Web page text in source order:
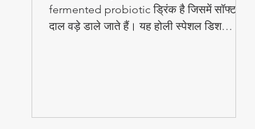
fermented probiotic ड्रिंक है जिसमें सॉफ्ट
दाल वड़े डाले जाते हैं। यह होली स्पेशल डिश